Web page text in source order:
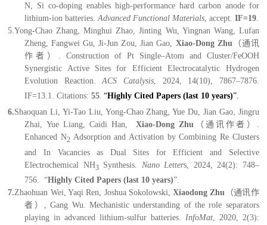
N, Si co-doping enables high-performance hard carbon anode for
lithium-ion batteries.Advanced Functional Materials accept.IF=19
5.Yong-Chao Zhang, Minghui Zhao, Jinting Wu, Yingnan Wang, Lufan
Zheng, Fangwei Gu, Ji-Jun Zou, Jian Gao, Xiao-Dong Zhu （通讯
作者）
. Construction of Pt Single‒Atom and Cluster/FeOOH
Synergistic Active Sites for Efficient Electrocatalytic Hydrogen
Evolution Reaction.ACS Catalysis , 2024, 14(10), 7867–7876.
IF=13.1 .Citations:55 “Highly Cited Papers (last 10 years)”.
6.Shaoquan Li, Yi-Tao Liu, Yong-Chao Zhang, Yue Du, Jian Gao, Jingru
Zhai, Yue Liang, Caidi Han,
Xiao-Dong Zhu （通讯作者）
Enhanced N2 Adsorption and Activation by Combining Re Clusters
and In Vacancies as Dual Sites for Efficient and Selective
Electrochemical NH3 Synthesis. Nano Letters, 2024, 24(2): 748–
756.
“Highly Cited Papers (last 10 years)”.
7.Zhaohuan Wei, Yaqi Ren, Joshua Sokolowski,Xiaodong Zhu （通讯作
者） , Gang Wu. Mechanistic understanding of the role separators
playing in advanced lithium-sulfur batteries. InfoMat, 2020, 2(3):